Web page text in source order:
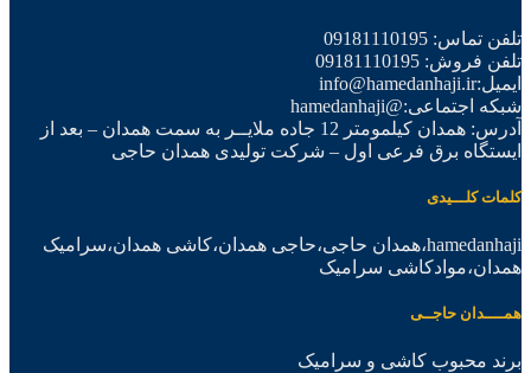
تلفن تماس: 09181110195
تلفن فروش: 09181110195
ایمیل:info@hamedanhaji.ir
شبکه اجتماعی:@hamedanhaji
آدرس: همدان کیلمومتر 12 جاده ملایــر به سمت همدان – بعد از
ایستگاه برق فرعی اول – شرکت تولیدی همدان حاجی
کلمات کلـــیدی
hamedanhaji،همدان حاجی،حاجی همدان،کاشی همدان،سرامیک
همدان،موادکاشی سرامیک
همــــدان حاجــی
برند محبوب کاشی و سرامیک